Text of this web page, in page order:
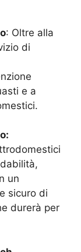
: Oltre alla
di
e a
:
un
sicuro di
durerà per